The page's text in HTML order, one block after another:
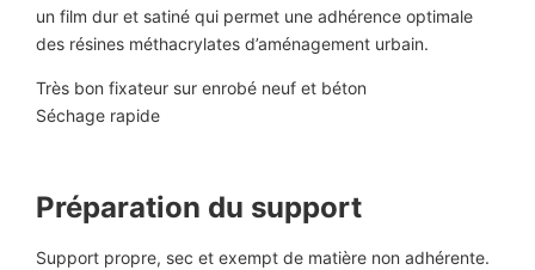
un film dur et satiné qui permet une adhérence optimale
des résines méthacrylates d’aménagement urbain.
Très bon fixateur sur enrobé neuf et béton
Séchage rapide
Préparation du support
Support propre, sec et exempt de matière non adhérente.